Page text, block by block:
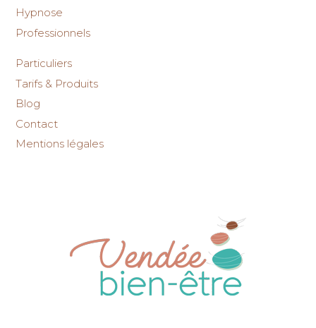
Hypnose
Professionnels
Particuliers
Tarifs & Produits
Blog
Contact
Mentions légales